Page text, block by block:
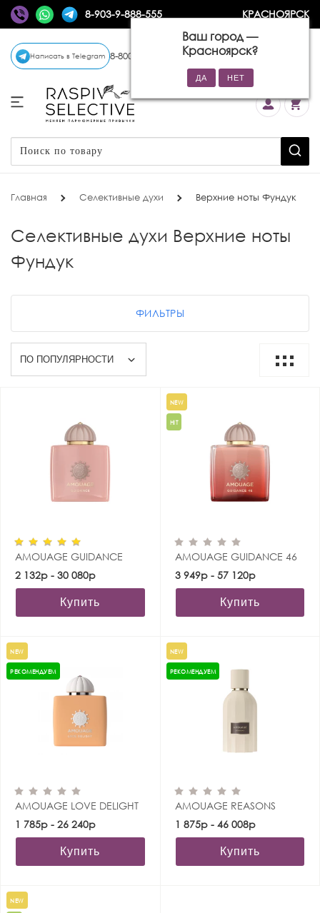
8-903-9-888-555 КРАСНОЯРСК
Ваш город —
Красноярск?
Написать в Telegram 8-800-770-72-34 (бесплатно)
Главная Селективные духи Верхние ноты Фундук
Селективные духи Верхние ноты
Фундук
ФИЛЬТРЫ
AMOUAGE GUIDANCE
2 132р - 30 080р
Купить
NEW
HIT
AMOUAGE GUIDANCE 46
3 949р - 57 120р
Купить
NEW
РЕКОМЕНДУЕМ
AMOUAGE LOVE DELIGHT
1 785р - 26 240р
Купить
NEW
РЕКОМЕНДУЕМ
AMOUAGE REASONS
1 875р - 46 008р
Купить
NEW